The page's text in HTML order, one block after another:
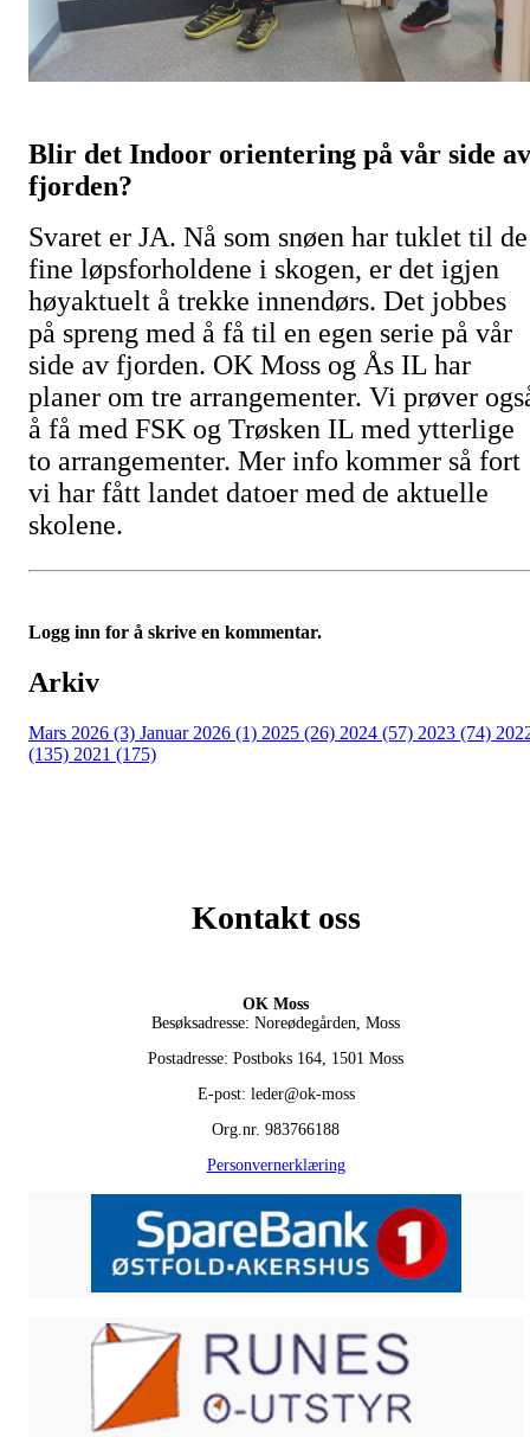
Blir det Indoor orientering på vår side av
fjorden?
Svaret er JA. Nå som snøen har tuklet til de
fine løpsforholdene i skogen, er det igjen
høyaktuelt å trekke innendørs. Det jobbes
på spreng med å få til en egen serie på vår
side av fjorden. OK Moss og Ås IL har
planer om tre arrangementer. Vi prøver
å få med FSK og Trøsken IL med ytterlige
to arrangementer. Mer info kommer så fort
vi har fått landet datoer med de aktuelle
skolene.
Logg inn for å skrive en kommentar.
Arkiv
Mars 2026 (3) Januar 2026 (1) 2025 (26) 2024 (57) 2023 (74)
(135) 2021 (175)
Kontakt oss
OK Moss
Besøksadresse: Noreødegården, Moss
Postadresse: Postboks 164, 1501 Moss
E-post: leder@ok-moss
Org.nr. 983766188
Personvernerklæring